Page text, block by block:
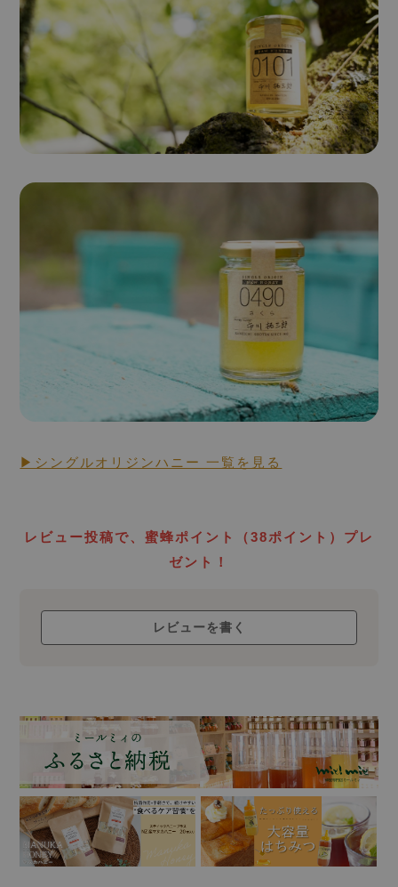
シングルオリジンハニー
RAW HONEY STORY
ローハニー
▶シングルオリジンハニー 一覧を見る
レビュー投稿で、蜜蜂ポイント（38ポイント）プレ
ゼント！
レビューを書く